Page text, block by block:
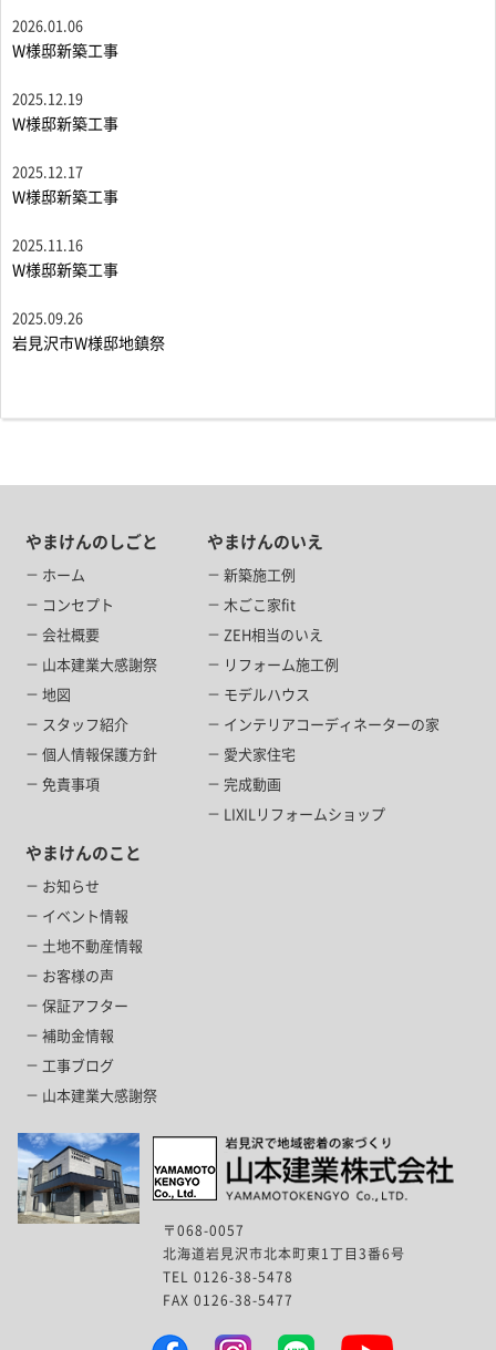
2026.01.06
W様邸新築工事
2025.12.19
W様邸新築工事
2025.12.17
W様邸新築工事
2025.11.16
W様邸新築工事
2025.09.26
岩見沢市W様邸地鎮祭
やまけんのしごと
ホーム
コンセプト
会社概要
山本建業大感謝祭
地図
スタッフ紹介
個人情報保護方針
免責事項
やまけんのいえ
新築施工例
木ごこ家fit
ZEH相当のいえ
リフォーム施工例
モデルハウス
インテリアコーディネーターの家
愛犬家住宅
完成動画
LIXILリフォームショップ
やまけんのこと
お知らせ
イベント情報
土地不動産情報
お客様の声
保証アフター
補助金情報
工事ブログ
山本建業大感謝祭
〒068-0057
北海道岩見沢市北本町東1丁目3番6号
TEL 0126-38-5478
FAX 0126-38-5477